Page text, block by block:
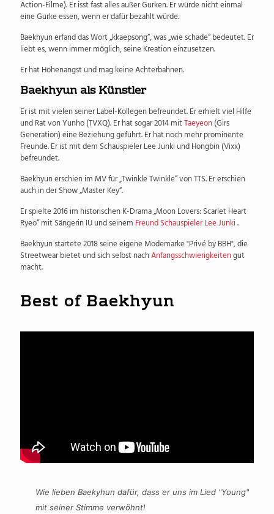
Action-Filme). Er isst fast alles außer Gurken. Er würde nicht einmal
eine Gurke essen, wenn er dafür bezahlt würde.
Baekhyun erfand das Wort „kkaepsong“, was „wie schade“ bedeutet. Er
liebt es, wenn immer möglich, seine Kreation einzusetzen.
Er hat Höhenangst und mag keine Achterbahnen.
Baekhyun als Künstler
Er ist mit vielen seiner Label-Kollegen befreundet. Er erhielt viel Hilfe
und Rat von Yunho (TVXQ). Er hat sogar 2014 mitTaeyeon(Girs
Generation) eine Beziehung geführt. Er hat noch mehr prominente
Freunde. Er ist mit dem Schauspieler Lee Junki und Hongbin (Vixx)
befreundet.
Baekhyun erschien im MV für „Twinkle Twinkle“ von TTS. Er erschien
auch in der Show „Master Key“.
Er spielte 2016 im historischen K-Drama „Moon Lovers: Scarlet Heart
Ryeo“ mit Sängerin IU und seinem Freund Schauspieler Lee Junki.
Baekhyun startete 2018 seine eigene Modemarke "Privé by BBH", die
Streetwear bietet und sich selbst nachAnfangsschwierigkeitengut
macht.
Best of Baekhyun
Wie lieben Baekyhun dafür, dass er uns im Lied "Young"
mit seiner Stimme verwöhnt!